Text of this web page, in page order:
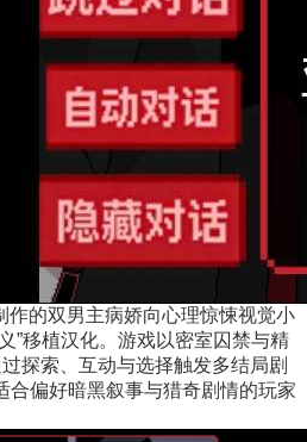
作的双男主病娇向心理惊悚视觉小
”移植汉化。游戏以密室囚禁与精
探索、互动与选择触发多结局剧
合偏好暗黑叙事与猎奇剧情的玩家